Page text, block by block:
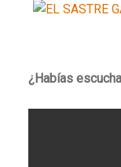
¿Habías